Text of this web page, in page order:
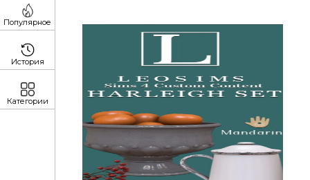
Популярное
История
Категории